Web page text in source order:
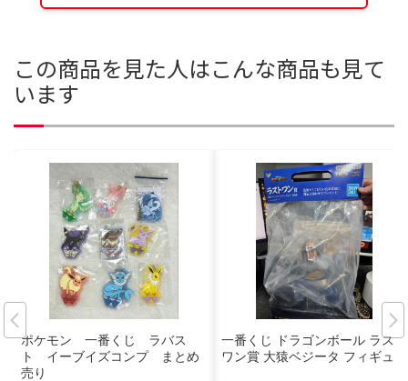
この商品を見た人はこんな商品も見て
います
ポケモン 一番くじ ラバス
ト イーブイズコンプ まとめ
売り
一番くじ ドラゴンボール ラスト
ワン賞 大猿ベジータ フィギュア